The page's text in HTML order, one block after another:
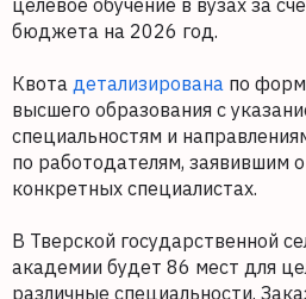
целевое обучение в вузах за
бюджета на 2026 год.
Квота детализирована по
высшего образования с
специальностям и
по работодателям, заявившим
конкретных специалистах.
В Тверской государственной
академии будет 86 мест для
различные специальности.